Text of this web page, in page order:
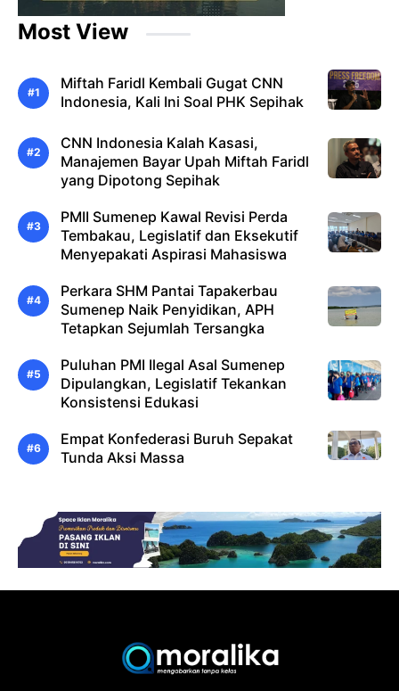
Most View
Miftah Faridl Kembali Gugat CNN
Indonesia, Kali Ini Soal PHK Sepihak
CNN Indonesia Kalah Kasasi,
Manajemen Bayar Upah Miftah Faridl
yang Dipotong Sepihak
PMII Sumenep Kawal Revisi Perda
Tembakau, Legislatif dan Eksekutif
Menyepakati Aspirasi Mahasiswa
Perkara SHM Pantai Tapakerbau
Sumenep Naik Penyidikan, APH
Tetapkan Sejumlah Tersangka
Puluhan PMI Ilegal Asal Sumenep
Dipulangkan, Legislatif Tekankan
Konsistensi Edukasi
Empat Konfederasi Buruh Sepakat
Tunda Aksi Massa